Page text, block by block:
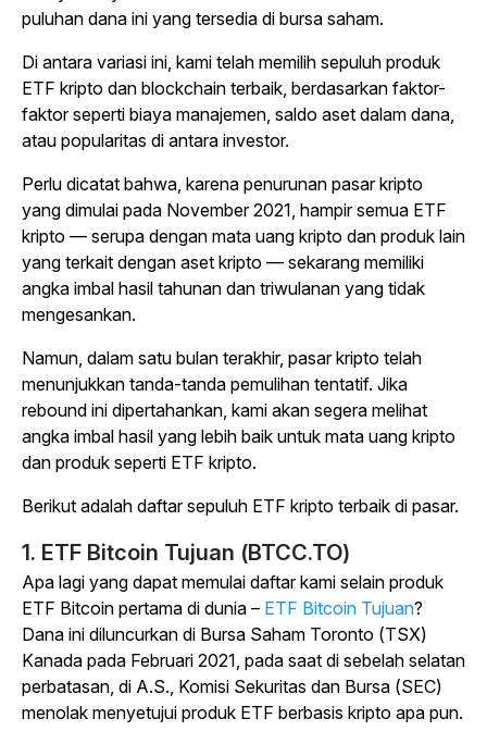
puluhan dana ini yang tersedia di bursa saham.
Di antara variasi ini, kami telah memilih sepuluh produk
ETF kripto dan blockchain terbaik, berdasarkan faktor-
faktor seperti biaya manajemen, saldo aset dalam dana,
atau popularitas di antara investor.
Perlu dicatat bahwa, karena penurunan pasar kripto
yang dimulai pada November 2021, hampir semua ETF
kripto — serupa dengan mata uang kripto dan produk lain
yang terkait dengan aset kripto — sekarang memiliki
angka imbal hasil tahunan dan triwulanan yang tidak
mengesankan.
Namun, dalam satu bulan terakhir, pasar kripto telah
menunjukkan tanda-tanda pemulihan tentatif. Jika
rebound ini dipertahankan, kami akan segera melihat
angka imbal hasil yang lebih baik untuk mata uang kripto
dan produk seperti ETF kripto.
Berikut adalah daftar sepuluh ETF kripto terbaik di pasar.
1. ETF Bitcoin Tujuan (BTCC.TO)
Apa lagi yang dapat memulai daftar kami selain produk
ETF Bitcoin pertama di dunia – ETF Bitcoin Tujuan?
Dana ini diluncurkan di Bursa Saham Toronto (TSX)
Kanada pada Februari 2021, pada saat di sebelah selatan
perbatasan, di A.S., Komisi Sekuritas dan Bursa (SEC)
menolak menyetujui produk ETF berbasis kripto apa pun.